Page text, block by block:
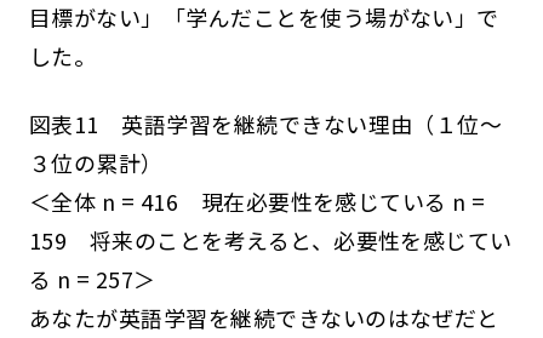
目標がない」「学んだことを使う場がない」で
した。
図表11 英語学習を継続できない理由（１位～
３位の累計）
＜全体 n = 416 現在必要性を感じている n =
159 将来のことを考えると、必要性を感じてい
る n = 257＞
あなたが英語学習を継続できないのはなぜだと